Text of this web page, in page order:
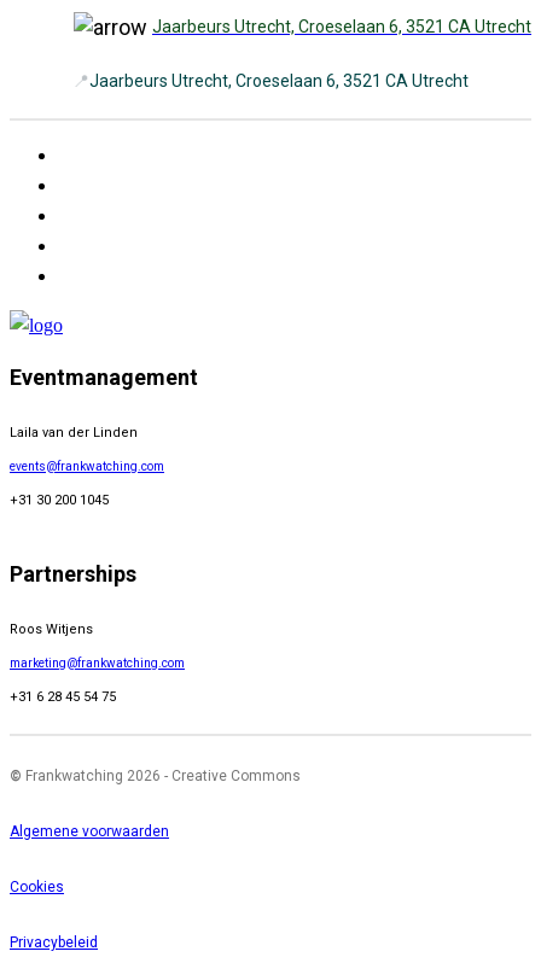
Jaarbeurs Utrecht, Croeselaan 6, 3521 CA Utrecht
📍Jaarbeurs Utrecht, Croeselaan 6, 3521 CA Utrecht
Eventmanagement
Laila van der Linden
events@frankwatching.com
+31 30 200 1045
Partnerships
Roos Witjens
marketing@frankwatching.com
+31 6 28 45 54 75
© Frankwatching 2026 - Creative Commons
Algemene voorwaarden
Cookies
Privacybeleid